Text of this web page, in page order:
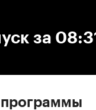
за
программы